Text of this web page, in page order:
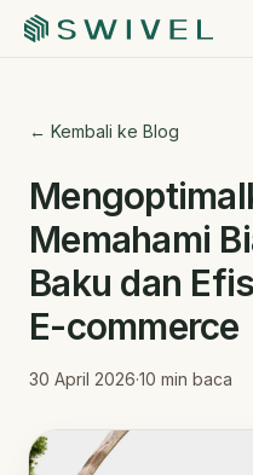
← Kembali ke Blog
Memahami
Baku dan
E-commerce
30 April 2026·10 min baca